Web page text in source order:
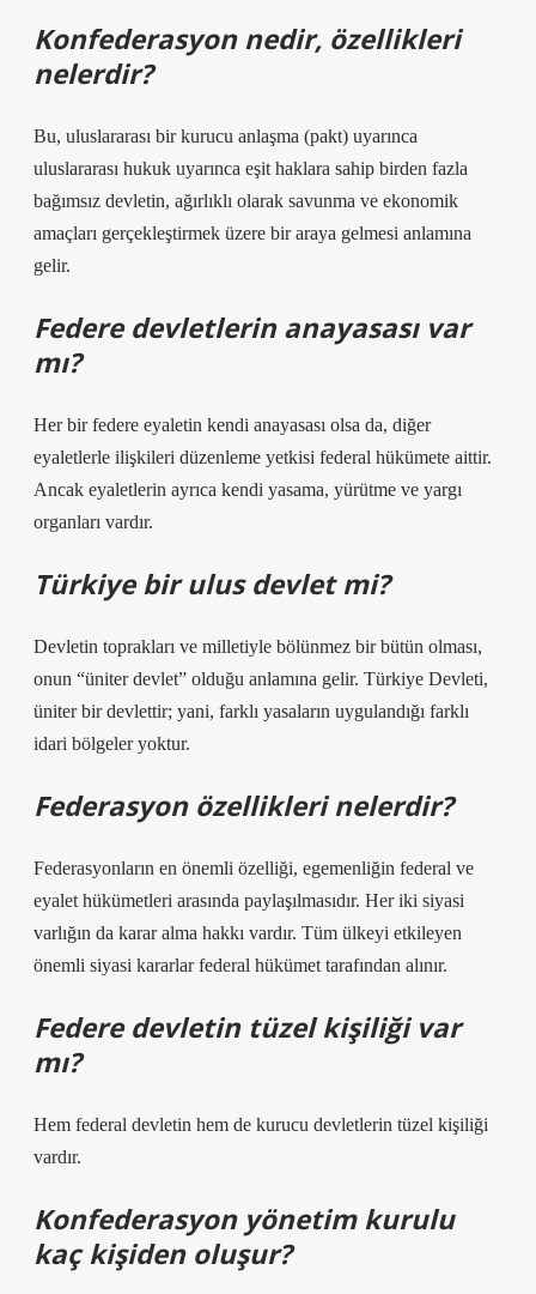
Konfederasyon nedir, özellikleri
nelerdir?
Bu, uluslararası bir kurucu anlaşma (pakt) uyarınca
uluslararası hukuk uyarınca eşit haklara sahip birden fazla
bağımsız devletin, ağırlıklı olarak savunma ve ekonomik
amaçları gerçekleştirmek üzere bir araya gelmesi anlamına
gelir.
Federe devletlerin anayasası var
mı?
Her bir federe eyaletin kendi anayasası olsa da, diğer
eyaletlerle ilişkileri düzenleme yetkisi federal hükümete aittir.
Ancak eyaletlerin ayrıca kendi yasama, yürütme ve yargı
organları vardır.
Türkiye bir ulus devlet mi?
Devletin toprakları ve milletiyle bölünmez bir bütün olması,
onun “üniter devlet” olduğu anlamına gelir. Türkiye Devleti,
üniter bir devlettir; yani, farklı yasaların uygulandığı farklı
idari bölgeler yoktur.
Federasyon özellikleri nelerdir?
Federasyonların en önemli özelliği, egemenliğin federal ve
eyalet hükümetleri arasında paylaşılmasıdır. Her iki siyasi
varlığın da karar alma hakkı vardır. Tüm ülkeyi etkileyen
önemli siyasi kararlar federal hükümet tarafından alınır.
Federe devletin tüzel kişiliği var
mı?
Hem federal devletin hem de kurucu devletlerin tüzel kişiliği
vardır.
Konfederasyon yönetim kurulu
kaç kişiden oluşur?